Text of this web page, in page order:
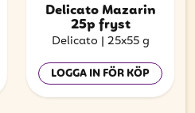
Delicato Mazarin
25p fryst
Delicato | 25x55 g
LOGGA IN FÖR KÖP